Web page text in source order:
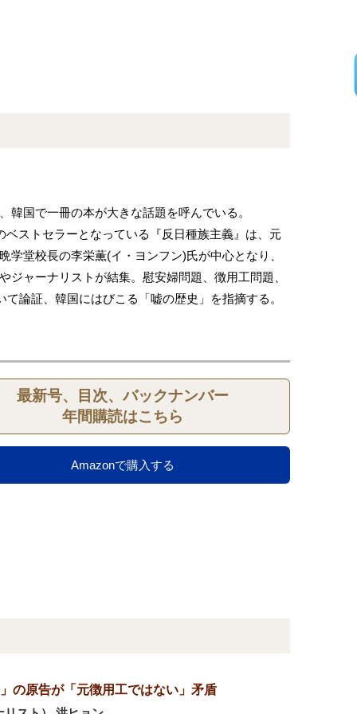
韓国で一冊の本が大きな話題を呼んでいる。
ベストセラーとなっている『反日種族主義』は、元
学堂校長の李栄薫(イ・ヨンフン)氏が中心となり、
ジャーナリストが結集。慰安婦問題、徴用工問題、
論証、韓国にはびこる「嘘の歴史」を指摘する。
最新号、目次、バックナンバー
年間購読はこちら
Amazonで購入する
の原告が「元徴用工ではない」矛盾